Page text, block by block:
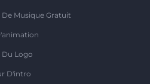
De Musique Gratuit
Logo
D'intro